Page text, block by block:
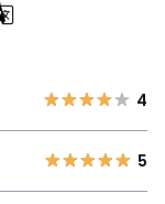
4
5